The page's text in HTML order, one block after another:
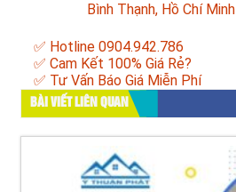
Bình Thạnh, Hồ Chí Minh
✅ Hotline 0904.942.786
✅ Cam Kết 100% Giá Rẻ?
✅ Tư Vấn Báo Giá Miễn Phí
BÀI VIẾT LIÊN QUAN